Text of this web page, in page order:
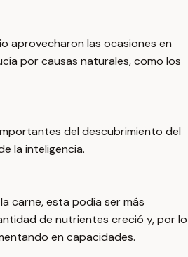
aprovecharon las ocasiones en
por causas naturales, como los
del descubrimiento del
la inteligencia.
carne, esta podía ser más
de nutrientes creció y, por lo
en capacidades.